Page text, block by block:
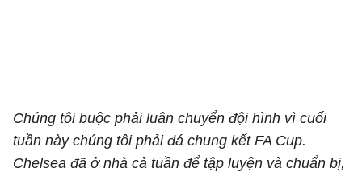
Chúng tôi buộc phải luân chuyển đội hình vì cuối
tuần này chúng tôi phải đá chung kết FA Cup.
Chelsea đã ở nhà cả tuần để tập luyện và chuẩn bị,